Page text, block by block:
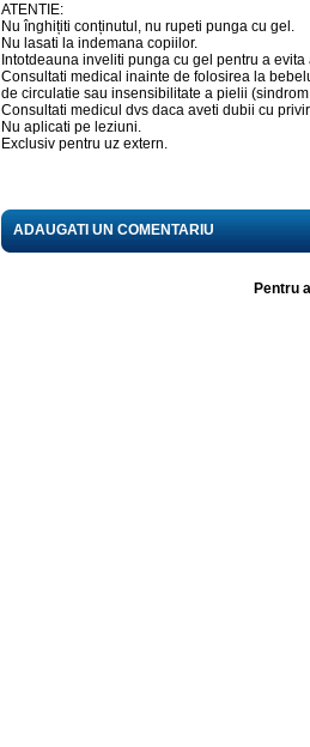
ATENTIE:
Nu înghițiti conținutul, nu rupeti punga cu gel.
Nu lasati la indemana copiilor.
Intotdeauna inveliti punga cu gel pentru a
Consultati medical inainte de folosirea la
de circulatie sau insensibilitate a pielii
Consultati medicul dvs daca aveti dubii cu
Nu aplicati pe leziuni.
Exclusiv pentru uz extern.
ADAUGATI UN COMENTARIU
Pentru